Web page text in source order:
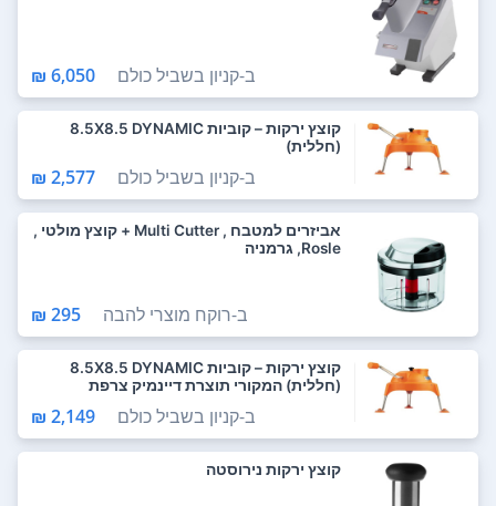
ב-קניון בשביל כולם 6,050 ₪
קוצץ ירקות – קוביות 8.5X8.5 DYNAMIC
(חללית)
ב-קניון בשביל כולם 2,577 ₪
אביזרים למטבח , Multi Cutter + קוצץ מולטי ,
Rosle, גרמניה
ב-רוקח מוצרי להבה 295 ₪
קוצץ ירקות – קוביות 8.5X8.5 DYNAMIC
(חללית) המקורי תוצרת דיינמיק צרפת
ב-קניון בשביל כולם 2,149 ₪
קוצץ ירקות נירוסטה